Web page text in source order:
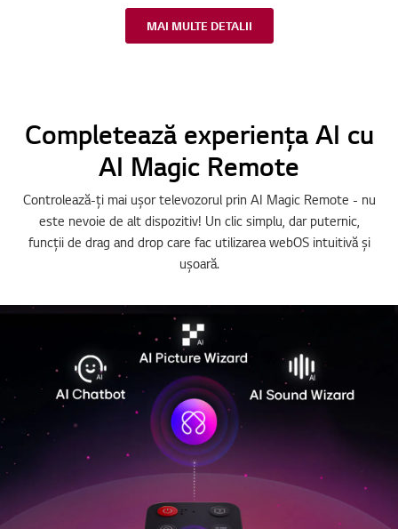
MAI MULTE DETALII
Completează experiența AI cu
AI Magic Remote
Controlează-ți mai ușor televozorul prin AI Magic Remote - nu
este nevoie de alt dispozitiv! Un clic simplu, dar puternic,
funcții de drag and drop care fac utilizarea webOS intuitivă și
ușoară.